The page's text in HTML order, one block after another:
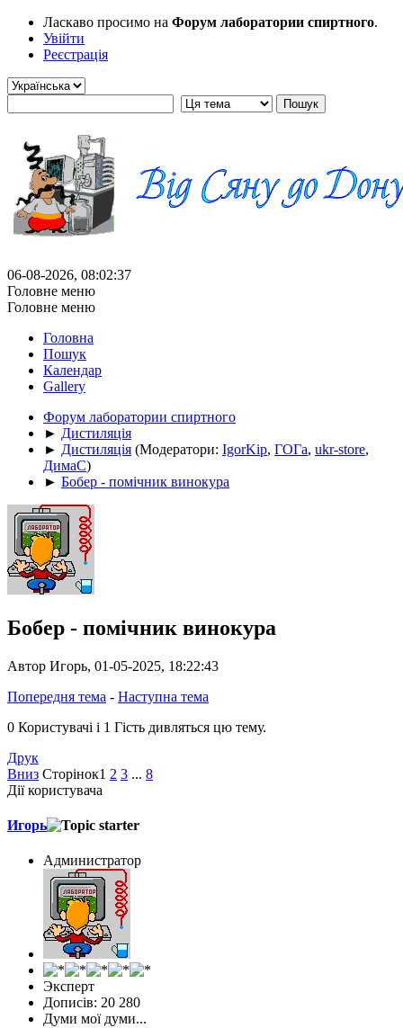
Ласкаво просимо на Форум лаборатории спиртного.
Увійти
Реєстрація
06-08-2026, 08:02:37
Головне меню
Головне меню
Головна
Пошук
Календар
Gallery
Форум лаборатории спиртного
► Дистиляція
► Дистиляція (Модератори: IgorKip, ГОГа, ukr-store,
ДимаС)
► Бобер - помічник винокура
Бобер - помічник винокура
Автор Игорь, 01-05-2025, 18:22:43
Попередня тема - Наступна тема
0 Користувачі і 1 Гість дивляться цю тему.
Друк
Вниз Сторінок1 2 3 ... 8
Дії користувача
Игорь
Администратор
Эксперт
Дописів: 20 280
Думи мої думи...